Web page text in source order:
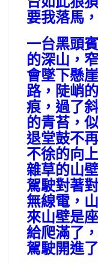
要我落馬
一台黑頭
的深山，
會墜下懸
路，陡峭
痕，過了
的青苔，
退堂鼓不
不徐的向
雜草的山
駕駛對著
無線電，
來山壁是
給爬滿了
駕駛開進